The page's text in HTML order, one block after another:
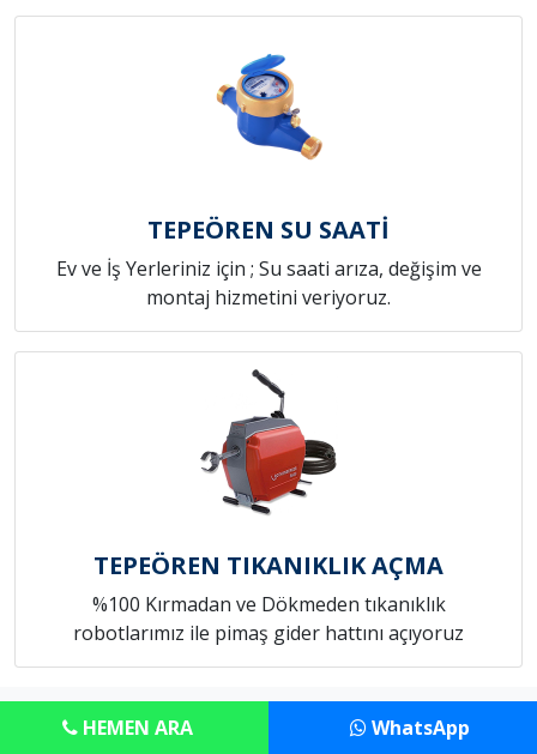
TEPEÖREN SU SAATİ
Ev ve İş Yerleriniz için ; Su saati arıza, değişim ve
montaj hizmetini veriyoruz.
TEPEÖREN TIKANIKLIK AÇMA
%100 Kırmadan ve Dökmeden tıkanıklık
robotlarımız ile pimaş gider hattını açıyoruz
HEMEN ARA WhatsApp
Copyright © Anadolu Tesisat Servisi